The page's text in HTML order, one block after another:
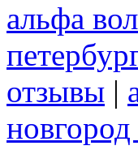
альфа
отзывы |